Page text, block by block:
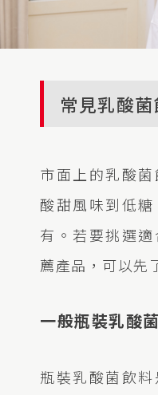
常見乳酸
市面上的乳酸
酸甜風味到低
有。若要挑選
薦產品，可以先
一般瓶裝乳酸
瓶裝乳酸菌飲